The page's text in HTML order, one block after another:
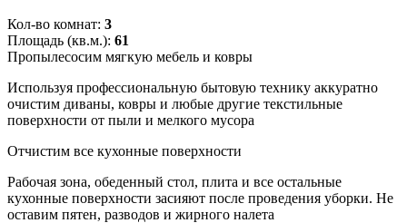
Кол-во комнат: 3
Площадь (кв.м.): 61
Пропылесосим мягкую мебель и ковры
Используя профессиональную бытовую технику аккуратно
очистим диваны, ковры и любые другие текстильные
поверхности от пыли и мелкого мусора
Отчистим все кухонные поверхности
Рабочая зона, обеденный стол, плита и все остальные
кухонные поверхности засияют после проведения уборки. Не
оставим пятен, разводов и жирного налета